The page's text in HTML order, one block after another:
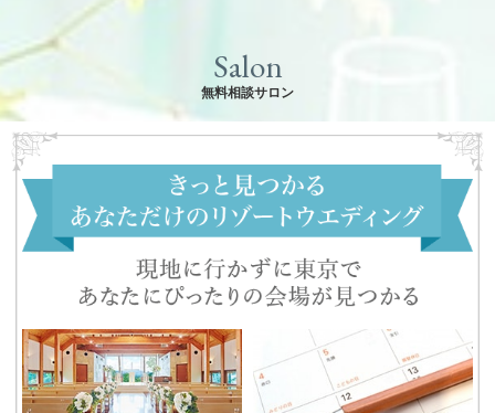
Salon
無料相談サロン